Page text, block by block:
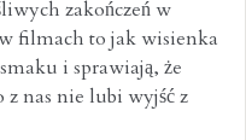
zakończeń w
filmach to jak wisienka
i sprawiają, że
z nas nie lubi wyjść z